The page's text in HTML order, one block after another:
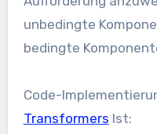
unbedingte
bedingte
Code-
Transformers Ist: